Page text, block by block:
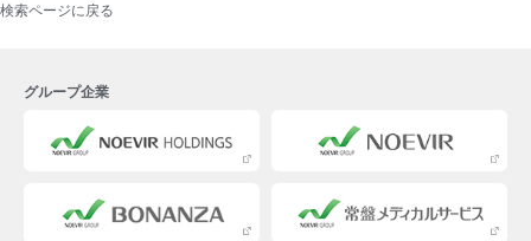
検索ページに戻る
グループ企業